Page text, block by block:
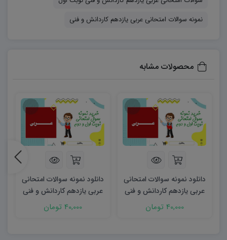
سوالات اقدام کنند:
۶۰۶۳۷۳۱۲۱۱۲۳۲۵۶۷
نمونه سوالات امتحانی عربی یازدهم کاردانش و فنی
محصولات مشابه
دانلود نمونه سوالات امتحانی
عربی یازدهم کاردانش و فنی
نوبت دوم ۱۴۰۵ word
40,000 تومان
دانلود نمونه سوالات امتحانی
عربی یازدهم کاردانش و فنی
40,000 تومان